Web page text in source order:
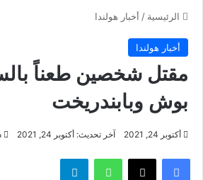
الرئيسية / أخبار هولندا
أخبار هولندا
مقتل شخصين طعناً
بوش وبابندريخت
أكتوبر 24, 2021 آخر تحديث: أكتوبر 24, 2021
فيسبوك ‫X واتساب تيلقرام